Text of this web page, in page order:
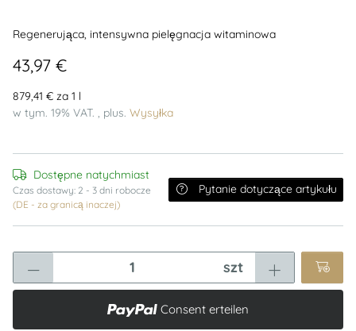
Regenerująca, intensywna pielęgnacja witaminowa
43,97 €
879,41 € za 1 l
w tym. 19% VAT. , plus. Wysyłka
Dostępne natychmiast
Czas dostawy: 2 - 3 dni robocze
(DE - za granicą inaczej)
Pytanie dotyczące artykułu
szt
Consent erteilen